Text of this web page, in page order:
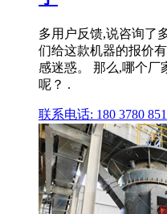
多用户反馈,说咨询了
们给这款机器的报价
感迷惑。 那么,哪个厂
呢？ .
联系电话: 180 3780